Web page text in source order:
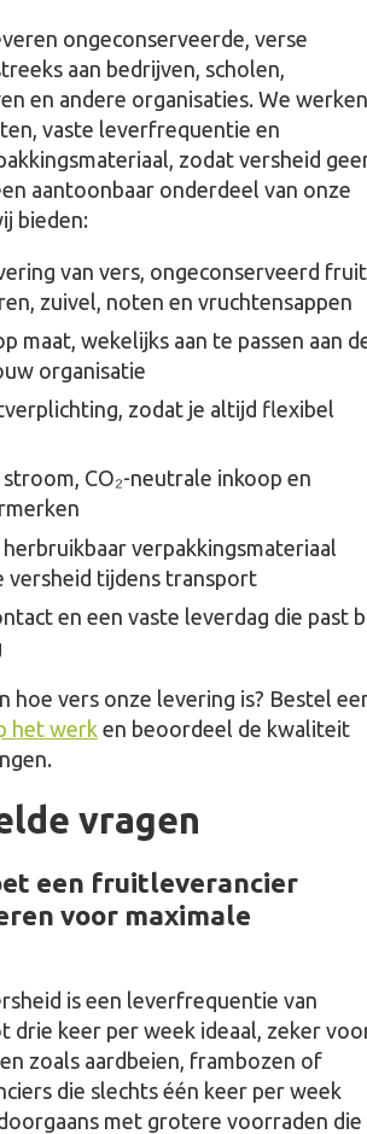
ongeconserveerde, verse
aan bedrijven, scholen,
en andere organisaties. We werken
vaste leverfrequentie en
zodat versheid
aantoonbaar onderdeel van onze
bieden:
van vers, ongeconserveerd
zuivel, noten en vruchtensappen
maat, wekelijks aan te passen aan
organisatie
zodat je altijd flexibel
CO₂-neutrale inkoop en
verpakkingsmateriaal
versheid tijdens transport
en een vaste leverdag die past
hoe vers onze levering is? Bestel
het werk en beoordeel de kwaliteit
vragen
een fruitleverancier
voor maximale
is een leverfrequentie van
drie keer per week ideaal, zeker
zoals aardbeien, frambozen of
die slechts één keer per week
met grotere voorraden die